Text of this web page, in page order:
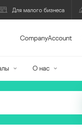
Для малого бизнеса
CompanyAccount
О нас